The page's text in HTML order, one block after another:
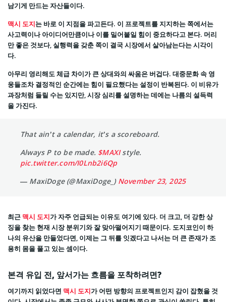
남기게 만드는 자산들이다.
맥시 도지는 바로 이 지점을 파고든다. 이 프로젝트를 지지하는 쪽에서는
사고력이나 아이디어만큼이나 이를 밀어붙일 힘이 중요하다고 본다. 머리
만 좋은 것보다, 실행력을 갖춘 쪽이 결국 시장에서 살아남는다는 시각이
다.
아무리 영리해도 체급 차이가 큰 상대와의 싸움은 버겁다. 대중문화 속 영
웅들조차 결정적인 순간에는 힘이 필요했다는 설정이 반복된다. 이 비유가
과장처럼 들릴 수는 있지만, 시장 심리를 설명하는 데에는 나름의 설득력
을 가진다.
That ain’t a calendar, it’s a scoreboard.
Always P to be made. $MAXIstyle.
pic.twitter.com/I0Lnb2i6Qp
— MaxiDoge (@MaxiDoge_) November 23, 2025
최근 맥시 도지가 자주 언급되는 이유도 여기에 있다. 더 크고, 더 강한 상
징을 찾는 현재 시장 분위기와 잘 맞아떨어지기 때문이다. 도지코인이 하
나의 유산을 만들었다면, 이제는 그 뒤를 잇겠다고 나서는 더 큰 존재가 조
용히 몸을 풀고 있는 셈이다.
본격 유입 전, 앞서가는 흐름을 포착하려면?
여기까지 읽었다면 맥시 도지가 어떤 방향의 프로젝트인지 감이 잡혔을 것